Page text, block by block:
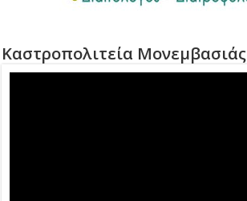
Καστροπολιτεία Μονεμβασιάς